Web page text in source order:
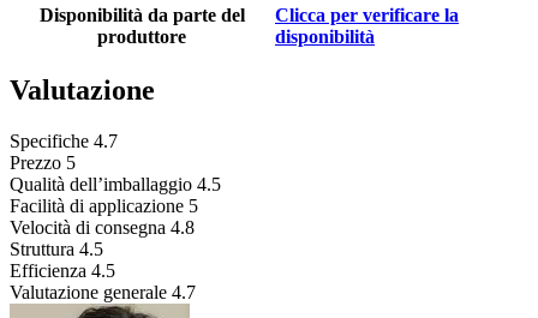
Disponibilità da parte del
produttore
Clicca per verificare la
disponibilità
Valutazione
Specifiche 4.7
Prezzo 5
Qualità dell’imballaggio 4.5
Facilità di applicazione 5
Velocità di consegna 4.8
Struttura 4.5
Efficienza 4.5
Valutazione generale 4.7